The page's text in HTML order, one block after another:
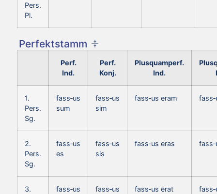
Pers.
Pl.
Perfektstamm
Perf.
Ind.
Perf.
Konj.
Plusquamperf.
Ind.
1.
Pers.
Sg.
fass‑us
sum
fass‑us
sim
fass‑us eram
2.
Pers.
Sg.
fass‑us
es
fass‑us
sis
fass‑us eras
3.
fass‑us
fass‑us
fass‑us erat